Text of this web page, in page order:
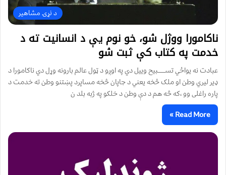
د نړۍ مشاهیر
ناکامورا ووژل شو، خو نوم یې د انسانیت ته د
خدمت په کتاب کې ثبت شو
عبادت نه یواځي تســـــــبیح وییل دي په اوږو د ټول عالم بارونه وړل دي ناکامورا د
ډیر لیري وطن او ملک څخه یعني د جاپان څخه مساپرد پښتنو وطن ته خدمت د
پاره راغلی وو ،که څه هم د دې وطن د خلکو په ژبه بلد ن
Read More »